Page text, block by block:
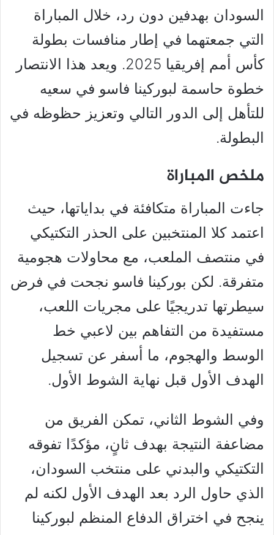
السودان بهدفين دون رد، خلال المباراة
التي جمعتهما في إطار منافسات بطولة
كأس أمم إفريقيا 2025. ويعد هذا الانتصار
خطوة حاسمة لبوركينا فاسو في سعيه
للتأهل إلى الدور التالي وتعزيز حظوظه في
البطولة.
ملخص المباراة
جاءت المباراة متكافئة في بداياتها، حيث
اعتمد كلا المنتخبين على الحذر التكتيكي
في منتصف الملعب، مع محاولات هجومية
متفرقة. لكن بوركينا فاسو نجحت في فرض
سيطرتها تدريجيًا على مجريات اللعب،
مستفيدة من التفاهم بين لاعبي خط
الوسط والهجوم، ما أسفر عن تسجيل
الهدف الأول قبل نهاية الشوط الأول.
وفي الشوط الثاني، تمكن الفريق من
مضاعفة النتيجة بهدف ثانٍ، مؤكدًا تفوقه
التكتيكي والبدني على منتخب السودان،
الذي حاول الرد بعد الهدف الأول لكنه لم
ينجح في اختراق الدفاع المنظم لبوركينا